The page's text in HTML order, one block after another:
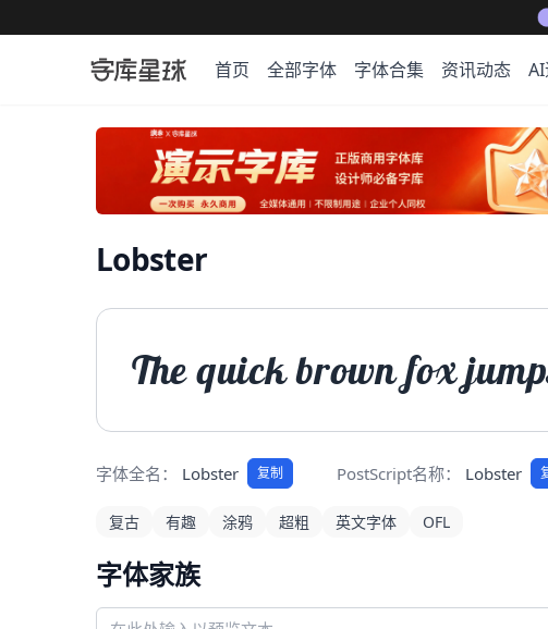
首页 全部字体 字体合集 资讯动态
Lobster
The quick brown fox
字体全名： Lobster 复制 PostScript名称： Lobster
复古 有趣 涂鸦 超粗 英文字体 OFL
字体家族